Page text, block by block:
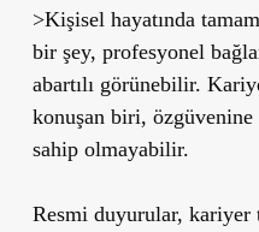
>Kişisel hayatında
bir şey, profesyonel
abartılı görünebilir.
konuşan biri,
sahip olmayabilir.
Resmi duyurular,